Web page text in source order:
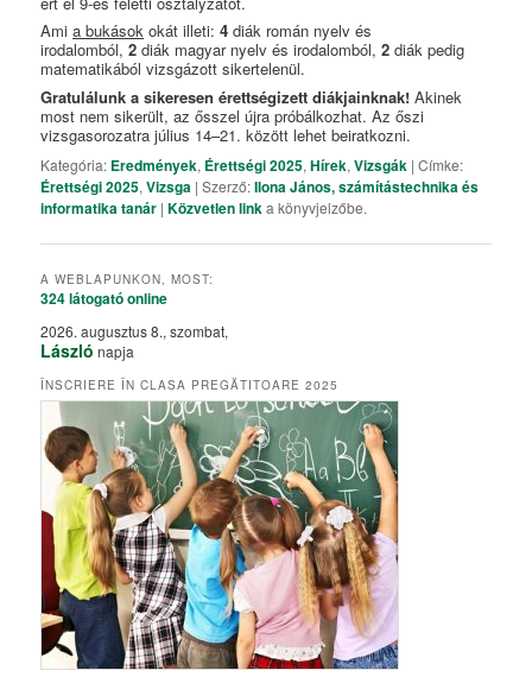
Amia bukások okát illeti:4 diák román nyelv és
irodalomból,2 diák magyar nyelv és irodalomból, 2 diák pedig
matematikából vizsgázott sikertelenül.
Gratulálunk a sikeresen érettségizett diákjainknak!Akinek
most nem sikerült, az ősszel újra próbálkozhat. Az őszi
vizsgasorozatra július 14–21. között lehet beiratkozni.
Kategória: Eredmények, Érettségi 2025,Hírek,Vizsgák | Címke:
Érettségi 2025,Vizsga | Szerző:Ilona János, számítástechnika és
informatika tanár |Közvetlen linka könyvjelzőbe.
A WEBLAPUNKON, MOST:
324 látogatóonline
2026. augusztus 8., szombat,
László napja
ÎNSCRIERE ÎN CLASA PREGĂTITOARE 2025